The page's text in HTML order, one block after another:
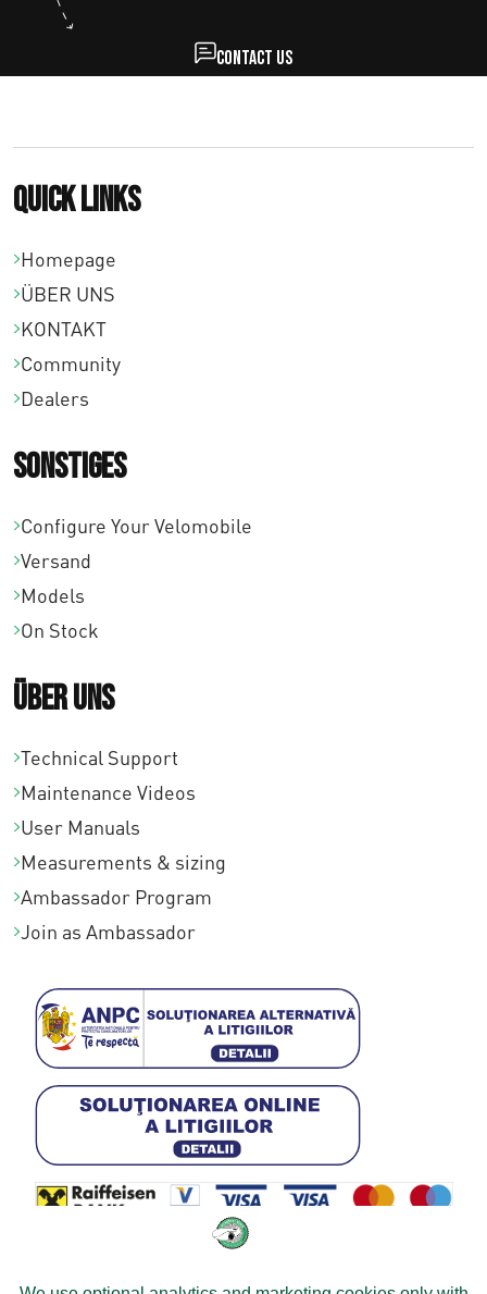
Contact us
Quick links
Homepage
ÜBER UNS
KONTAKT
Community
Dealers
Sonstiges
Configure Your Velomobile
Versand
Models
On Stock
Über uns
Technical Support
Maintenance Videos
User Manuals
Measurements & sizing
Ambassador Program
Join as Ambassador